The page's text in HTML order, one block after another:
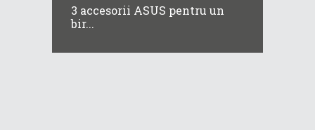
3 accesorii ASUS pentru un
bir...